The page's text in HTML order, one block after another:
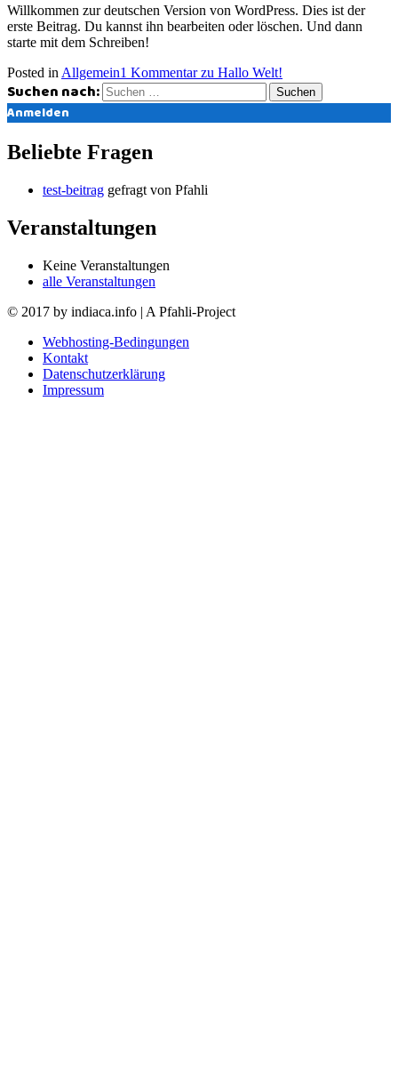
Willkommen zur deutschen Version von WordPress. Dies ist der
erste Beitrag. Du kannst ihn bearbeiten oder löschen. Und dann
starte mit dem Schreiben!
Posted in Allgemein1 Kommentarzu Hallo Welt!
Suchen nach:
Anmelden
Beliebte Fragen
test-beitrag gefragt von Pfahli
Veranstaltungen
Keine Veranstaltungen
alle Veranstaltungen
© 2017 by indiaca.info | A Pfahli-Project
Webhosting-Bedingungen
Kontakt
Datenschutzerklärung
Impressum